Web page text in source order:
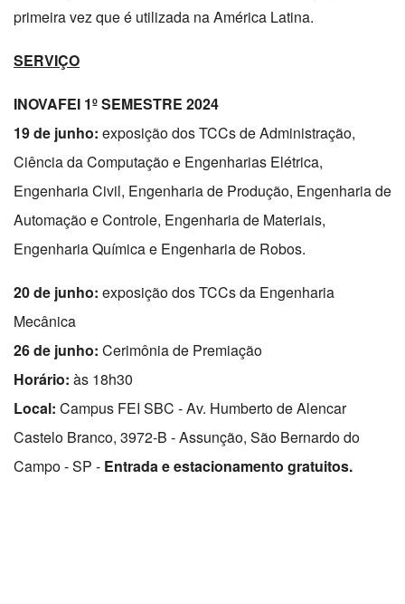
primeira vez que é utilizada na América Latina.
SERVIÇO
INOVAFEI 1º SEMESTRE 2024
19 de junho: exposição dos TCCs de Administração,
Ciência da Computação e Engenharias Elétrica,
Engenharia Civil, Engenharia de Produção, Engenharia de
Automação e Controle, Engenharia de Materiais,
Engenharia Química e Engenharia de Robos.
20 de junho: exposição dos TCCs da Engenharia
Mecânica
26 de junho: Cerimônia de Premiação
Horário: às 18h30
Local: Campus FEI SBC - Av. Humberto de Alencar
Castelo Branco, 3972-B - Assunção, São Bernardo do
Campo - SP - Entrada e estacionamento gratuitos.